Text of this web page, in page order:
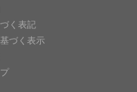
く表記
づく表示